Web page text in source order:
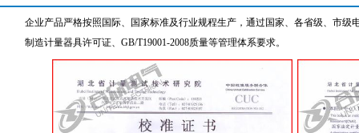
企业产品严格按照国际、国家标准及行业规程生产，通过国家、各省级、市
制造计量器具许可证、GB/T19001-2008质量等管理体系要求。